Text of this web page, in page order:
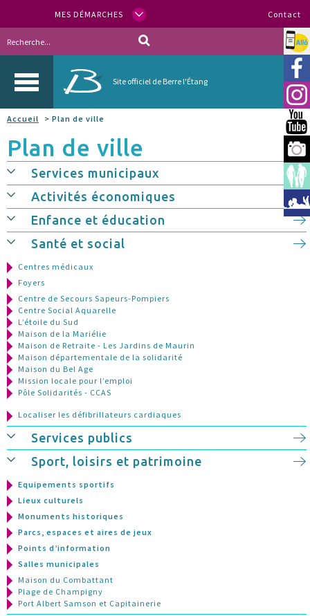
MES DÉMARCHES Contact
Site officiel de Berre l'Étang
Allo
Accueil > Plan de ville
Plan de ville
Services municipaux
Activités économiques
Enfance et éducation
Santé et social
Centres médicaux
Foyers
Centre de Secours Sapeurs-Pompiers
Centre Social Aquarelle
L’étoile du Sud
Maison de la Mariélie
Maison de Retraite - Les Jardins de Maurin
Maison départementale de la solidarité
Maison du Bel Age
Mission locale pour l’emploi
Pôle Solidarités - CCAS
Localiser les défibrillateurs cardiaques
Services publics
Sport, loisirs et patrimoine
Equipements sportifs
Lieux culturels
Monuments historiques
Parcs, espaces et aires de jeux
Points d’information
Salles municipales
Maison du Combattant
Plage de Champigny
Port Albert Samson et Capitainerie